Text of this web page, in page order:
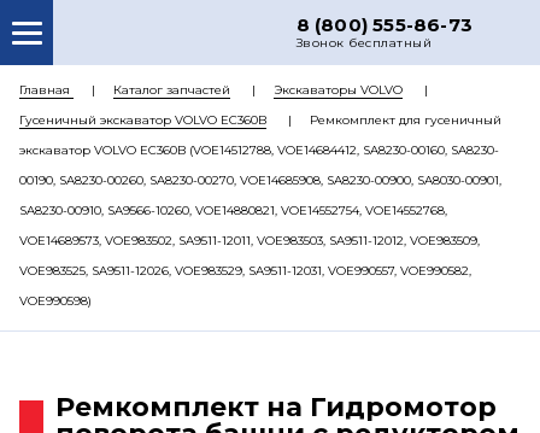
8 (800) 555-86-73
Звонок бесплатный
О НАС
КАТАЛОГ ЗАПЧАСТЕЙ
РЕМОНТ
ДОСТАВКА
ЦЕНЫ
Главная Каталог запчастей
Экскаваторы VOLVO
Гусеничный экскаватор VOLVO EC360B
Ремкомплект для гусеничный
экскаватор VOLVO EC360B (VOE14512788, VOE14684412, SA8230-00160, SA8230-
00190, SA8230-00260, SA8230-00270, VOE14685908, SA8230-00900, SA8030-00901,
SA8230-00910, SA9566-10260, VOE14880821, VOE14552754, VOE14552768,
VOE14689573, VOE983502, SA9511-12011, VOE983503, SA9511-12012, VOE983509,
VOE983525, SA9511-12026, VOE983529, SA9511-12031, VOE990557, VOE990582,
VOE990598)
Ремкомплект на Гидромотор